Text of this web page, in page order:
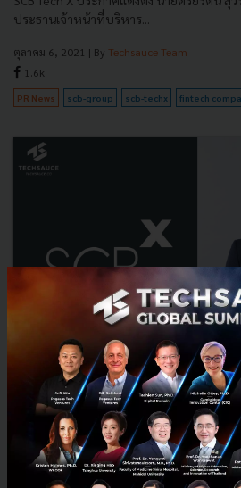
ประธานเจ้าหน้าที่บริหาร...
ตุลาคม 6, 2021 | By Techsauce Team
1.6k
PR News scb-group scb-techx fintech
SCB Group to set up SCBX as
propel the firm as a regional
group